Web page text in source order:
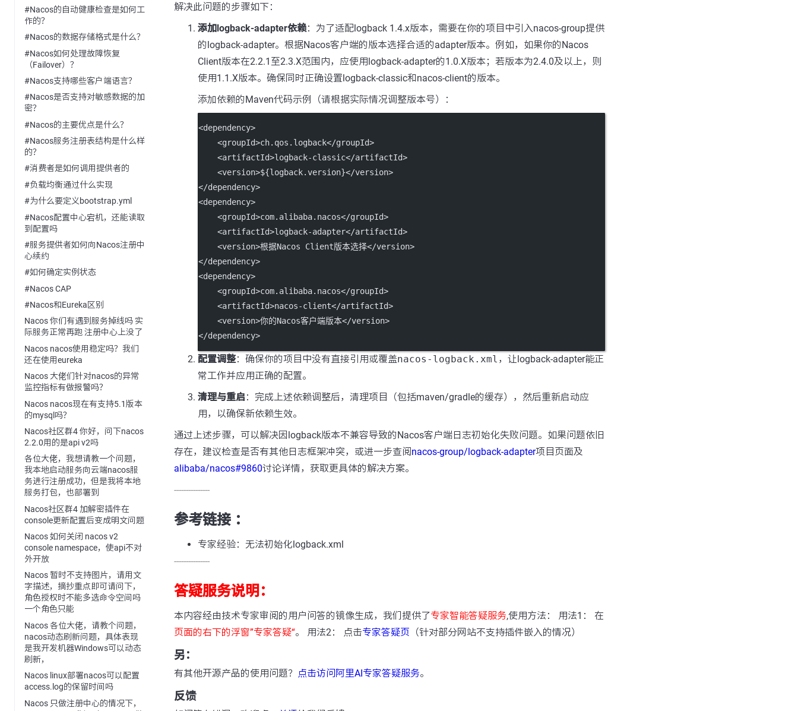
#Nacos的自动健康检查是如何工
作的？
#Nacos的数据存储格式是什么？
#Nacos如何处理故障恢复
（Failover）？
#Nacos支持哪些客户端语言？
#Nacos是否支持对敏感数据的加
密？
#Nacos的主要优点是什么？
#Nacos服务注册表结构是什么样
的？
#消费者是如何调用提供者的
#负载均衡通过什么实现
#为什么要定义bootstrap.yml
#Nacos配置中心宕机，还能读取
到配置吗
#服务提供者如何向Nacos注册中
心续约
#如何确定实例状态
#Nacos CAP
#Nacos和Eureka区别
Nacos 你们有遇到服务掉线吗 实
际服务正常再跑 注册中心上没了
Nacos nacos使用稳定吗？我们
还在使用eureka
Nacos 大佬们针对nacos的异常
监控指标有做报警吗？
Nacos nacos现在有支持5.1版本
的mysql吗？
Nacos社区群4 你好，问下nacos
2.2.0用的是api v2吗
各位大佬，我想请教一个问题，
我本地启动服务向云端nacos服
务进行注册成功，但是我将本地
服务打包，也部署到
Nacos社区群4 加解密插件在
console更新配置后变成明文问题
Nacos 如何关闭 nacos v2
console namespace，使api不对
外开放
Nacos 暂时不支持图片，请用文
字描述，摘抄重点即可请问下，
角色授权时不能多选命令空间吗
一个角色只能
Nacos 各位大佬，请教个问题，
nacos动态刷新问题，具体表现
是我开发机器Windows可以动态
刷新，
Nacos linux部署nacos可以配置
access.log的保留时间吗
Nacos 只做注册中心的情况下，
解决此问题的步骤如下：
添加logback-adapter依赖：为了适配logback 1.4.x版本，需要在你的项目中引入nacos-group提供
的logback-adapter。根据Nacos客户端的版本选择合适的adapter版本。例如，如果你的Nacos
Client版本在2.2.1至2.3.X范围内，应使用logback-adapter的1.0.X版本；若版本为2.4.0及以上，则
使用1.1.X版本。确保同时正确设置logback-classic和nacos-client的版本。
添加依赖的Maven代码示例（请根据实际情况调整版本号）：
<dependency>
    <
groupId>ch.qos.logback</groupId>
    <
artifactId>logback-classic</artifactId>
    <
version>${logback.version}</version>
</dependency>
<dependency>
    <
groupId>com.alibaba.nacos</groupId>
    <
artifactId>logback-adapter</artifactId>
    <
version>根据Nacos Client版本选择</version>
</dependency>
<dependency>
    <
groupId>com.alibaba.nacos</groupId>
    <
artifactId>nacos-client</artifactId>
    <
version>你的Nacos客户端版本</version>
</dependency>
配置调整：确保你的项目中没有直接引用或覆盖nacos-logback.xml ，让logback-adapter能正
常工作并应用正确的配置。
清理与重启 ：完成上述依赖调整后，清理项目（包括maven/gradle的缓存），然后重新启动应
用，以确保新依赖生效。
通过上述步骤，可以解决因logback版本不兼容导致的Nacos客户端日志初始化失败问题。如果问题依旧
存在，建议检查是否有其他日志框架冲突，或进一步查阅nacos-group/logback-adapter项目页面及
alibaba/nacos#9860讨论详情，获取更具体的解决方案。
---------------
参考链接 ：
专家经验：无法初始化logback.xml
---------------
答疑服务说明：
本内容经由技术专家审阅的用户问答的镜像生成，我们提供了专家智能答疑服务,使用方法： 用法1： 在
页面的右下的浮窗”专家答疑“。 用法2： 点击专家答疑页 （针对部分网站不支持插件嵌入的情况）
另：
有其他开源产品的使用问题？ 点击访问阿里AI专家答疑服务。
反馈